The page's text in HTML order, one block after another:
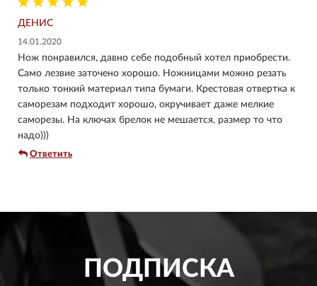
ДЕНИС
14.01.2020
Нож понравился, давно себе подобный хотел приобрести.
Само лезвие заточено хорошо. Ножницами можно резать
только тонкий материал типа бумаги. Крестовая отвертка к
саморезам подходит хорошо, окручивает даже мелкие
саморезы. На ключах брелок не мешается, размер то что
надо)))
Ответить
ПОДПИСКА